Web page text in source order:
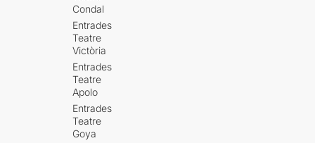
Condal
Entrades
Teatre
Victòria
Entrades
Teatre
Apolo
Entrades
Teatre
Goya